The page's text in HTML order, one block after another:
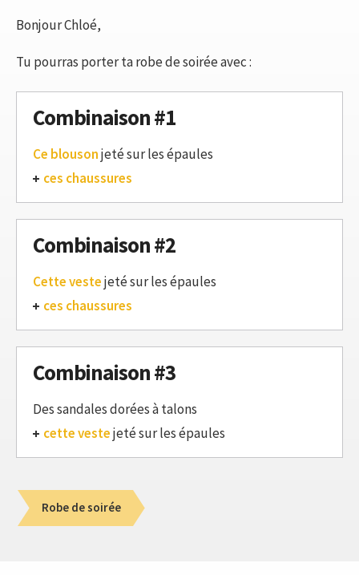
Bonjour Chloé,
Tu pourras porter ta robe de soirée avec :
Combinaison #1
Ce blousonjeté sur les épaules
ces chaussures
Combinaison #2
Cette vestejeté sur les épaules
ces chaussures
Combinaison #3
Des sandales dorées à talons
cette vestejeté sur les épaules
Robe de soirée